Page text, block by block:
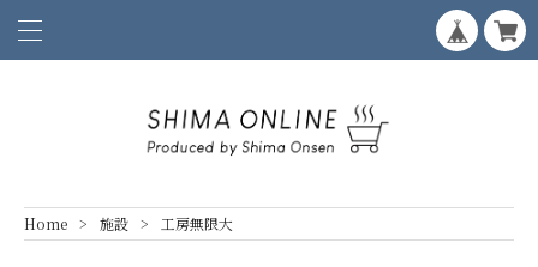
Home 施設 工房無限大